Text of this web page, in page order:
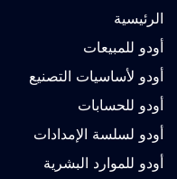
ال​رئيسية
أودو للمبيعات
أودو لأساسيات التصنيع
أودو للحسابات
أودو لسلسة الإمدادات
أودو للموارد البشرية